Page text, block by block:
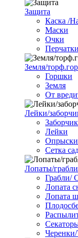
Защита
Каска /
Маски
Очки
Перчатки
Земля/
Горшки
Земля
От
Лейки/
Лейки
Сетка
Лопаты/
Грабли/
Лопата
Лопата